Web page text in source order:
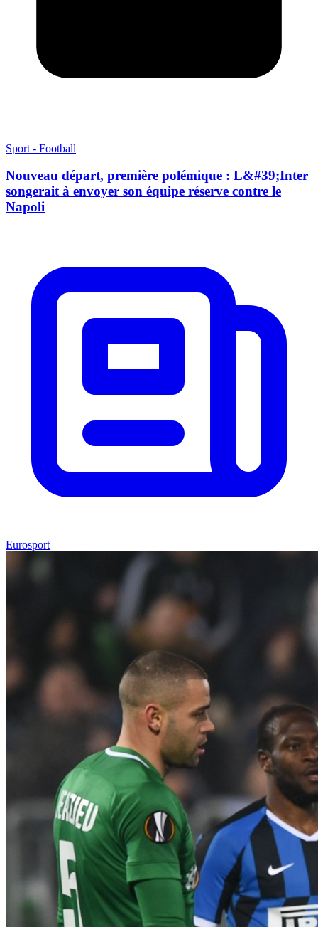
Sport - Football
Nouveau départ, première polémique : L&#39;Inter
songerait à envoyer son équipe réserve contre le
Napoli
Eurosport